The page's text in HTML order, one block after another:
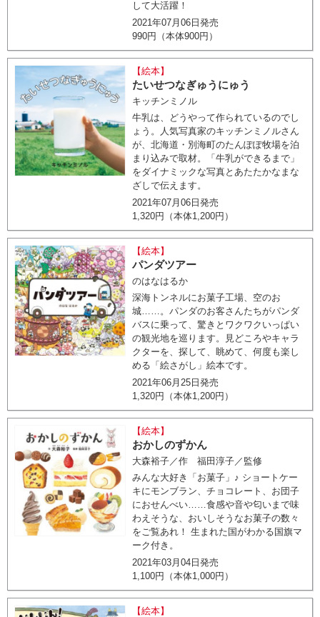
して大活躍！
2021年07月06日発売
990円（本体900円）
【絵本】
たいせつなぎゅうにゅう
キッチンミノル
牛乳は、どうやって作られているのでし
ょう。人気写真家のキッチンミノルさん
が、北海道・別海町のたんぽぽ牧場を泊
まり込みで取材。「牛乳ができるまで」
をダイナミックな写真とあたたかなまな
ざしで伝えます。
2021年07月06日発売
1,320円（本体1,200円）
【絵本】
パンダツアー
のはなはるか
深海トンネルにお菓子工場、空のお
城……。パンダのお客さんたちがパンダ
バスに乗って、驚きとワクワクいっぱい
の観光地を巡ります。見どころやキャラ
クターを、探して、眺めて、何度も楽し
める「絵さがし」絵本です。
2021年06月25日発売
1,320円（本体1,200円）
【絵本】
おかしのずかん
大森裕子／作 福田淳子／監修
みんな大好き「お菓子」♪ ショートケー
キにモンブラン、チョコレート、お団子
におせんべい……食感や音や匂いまで味
わえそうな、おいしそうなお菓子の数々
をご覧あれ！ 生まれた国がわかる国旗マ
ーク付き。
2021年03月04日発売
1,100円（本体1,000円）
【絵本】